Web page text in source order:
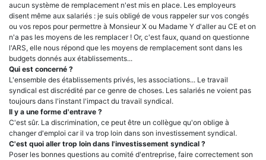
aucun système de remplacement n'est mis en place. Les employeurs
disent même aux salariés : je suis obligé de vous rappeler sur vos congés
ou vos repos pour permettre à Monsieur X ou Madame Y d'aller au CE et on
n'a pas les moyens de les remplacer ! Or, c'est faux, quand on questionne
l'ARS, elle nous répond que les moyens de remplacement sont dans les
budgets donnés aux établissements...
Qui est concerné ?
L'ensemble des établissements privés, les associations... Le travail
syndical est discrédité par ce genre de choses. Les salariés ne voient pas
toujours dans l'instant l'impact du travail syndical.
Il y a une forme d'entrave ?
C'est sûr. La discrimination, ce peut être un collègue qu'on oblige à
changer d'emploi car il va trop loin dans son investissement syndical.
C'est quoi aller trop loin dans l'investissement syndical ?
Poser les bonnes questions au comité d'entreprise, faire correctement son